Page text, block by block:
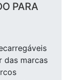
PARA
das marcas